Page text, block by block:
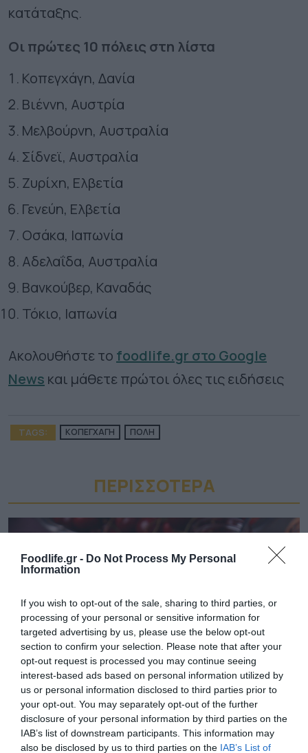
Foodlife.gr - Do Not Process My Personal
Information
If you wish to opt-out of the sale, sharing to third parties, or
processing of your personal or sensitive information for
targeted advertising by us, please use the below opt-out
section to confirm your selection. Please note that after your
opt-out request is processed you may continue seeing
interest-based ads based on personal information utilized by
us or personal information disclosed to third parties prior to
your opt-out. You may separately opt-out of the further
disclosure of your personal information by third parties on the
IAB’s list of downstream participants. This information may
also be disclosed by us to third parties on the IAB’s List of
κατάταξης.
Οι πρώτες 10 πόλεις στη λίστα
Κοπεγχάγη, Δανία
Βιέννη, Αυστρία
Μελβούρνη, Αυστραλία
Σίδνεϊ, Αυστραλία
Ζυρίχη, Ελβετία
Γενεύη, Ελβετία
Οσάκα, Ιαπωνία
Αδελαΐδα, Αυστραλία
Βανκούβερ, Καναδάς
Τόκιο, Ιαπωνία
Ακολουθήστε το foodlife.gr στο Google
News και μάθετε πρώτοι όλες τις ειδήσεις
TAGS: ΚΟΠΕΓΧΑΓΗ ΠΟΛΗ
ΠΕΡΙΣΣΟΤΕΡA
08.08.2026
ΕΛΓΕΚΑ: Προληπτική ανάκληση μαρμελάδας
– Κίνδυνος θραύσης στη γυάλινη